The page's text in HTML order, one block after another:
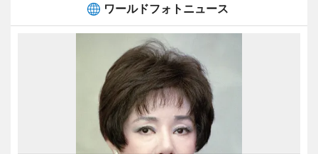
ワールドフォトニュース